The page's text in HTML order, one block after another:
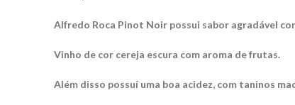
Alfredo Roca Pinot Noir possui sabor agradável
Vinho de cor cereja escura com aroma de frutas.
Além disso possuí uma boa acidez, com taninos